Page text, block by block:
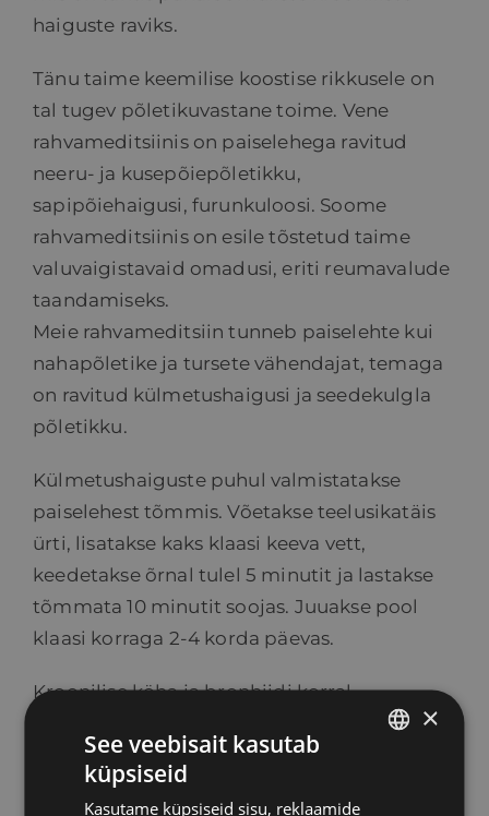
haiguste raviks.
Tänu taime keemilise koostise rikkusele on
tal tugev põletikuvastane toime. Vene
rahvameditsiinis on paiselehega ravitud
neeru- ja kusepõiepõletikku,
sapipõiehaigusi, furunkuloosi. Soome
rahvameditsiinis on esile tõstetud taime
valuvaigistavaid omadusi, eriti reumavalude
taandamiseks.
Meie rahvameditsiin tunneb paiselehte kui
nahapõletike ja tursete vähendajat, temaga
on ravitud külmetushaigusi ja seedekulgla
põletikku.
Külmetushaiguste puhul valmistatakse
paiselehest tõmmis. Võetakse teelusikatäis
ürti, lisatakse kaks klaasi keeva vett,
keedetakse õrnal tulel 5 minutit ja lastakse
tõmmata 10 minutit soojas. Juuakse pool
klaasi korraga 2-4 korda päevas.
Kroonilise köha ja bronhiidi korral
valmistatakse kevadel värsketest lehtedest ja
õitest mahl, mis lahjendatakse sooja veega
(1:1) ja kuumutatakse 1 minut. Võetakse sisse 1
×
See veebisait kasutab
küpsiseid
Kasutame küpsiseid sisu, reklaamide